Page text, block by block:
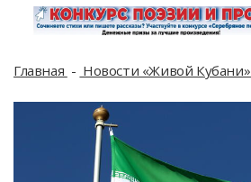
Главная Новости «Живой Кубани»